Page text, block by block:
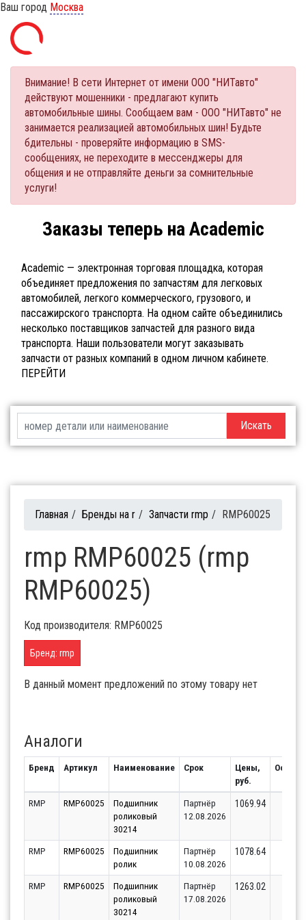
Ваш город Москва
Внимание! В сети Интернет от имени ООО "НИТавто"
действуют мошенники - предлагают купить
автомобильные шины. Сообщаем вам - ООО "НИТавто" не
занимается реализацией автомобильных шин! Будьте
бдительны - проверяйте информацию в SMS-
сообщениях, не переходите в мессенджеры для
общения и не отправляйте деньги за сомнительные
услуги!
Заказы теперь на Academic
Academic — электронная торговая площадка, которая
объединяет предложения по запчастям для легковых
автомобилей, легкого коммерческого, грузового, и
пассажирского транспорта. На одном сайте объединились
несколько поставщиков запчастей для разного вида
транспорта. Наши пользователи могут заказывать
запчасти от разных компаний в одном личном кабинете.
ПЕРЕЙТИ
Искать
Главная / Бренды на r / Запчасти rmp / RMP60025
rmp RMP60025 (rmp
RMP60025)
Код производителя: RMP60025
Бренд: rmp
В данный момент предложений по этому товару нет
Аналоги
Бренд Артикул Наименование Срок
Цены,
руб.
RMP RMP60025
Подшипник
роликовый
30214
Партнёр
12.08.2026
1069.94
RMP RMP60025
Подшипник
ролик
Партнёр
10.08.2026
1078.64
RMP RMP60025
Подшипник
роликовый
30214
Партнёр
17.08.2026
1263.02